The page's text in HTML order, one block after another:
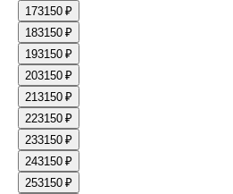
173150 ₽
183150 ₽
193150 ₽
203150 ₽
213150 ₽
223150 ₽
233150 ₽
243150 ₽
253150 ₽